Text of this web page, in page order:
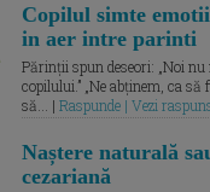
Copilul simte
in aer intre parinti
Părinții spun deseori: „Noi
copilului.” „Ne abținem, ca să
să... | Raspunde | Vezi
Naștere naturală
cezariană